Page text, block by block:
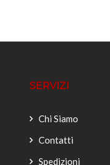
SERVIZI
Chi Siamo
Contatti
Spedizioni